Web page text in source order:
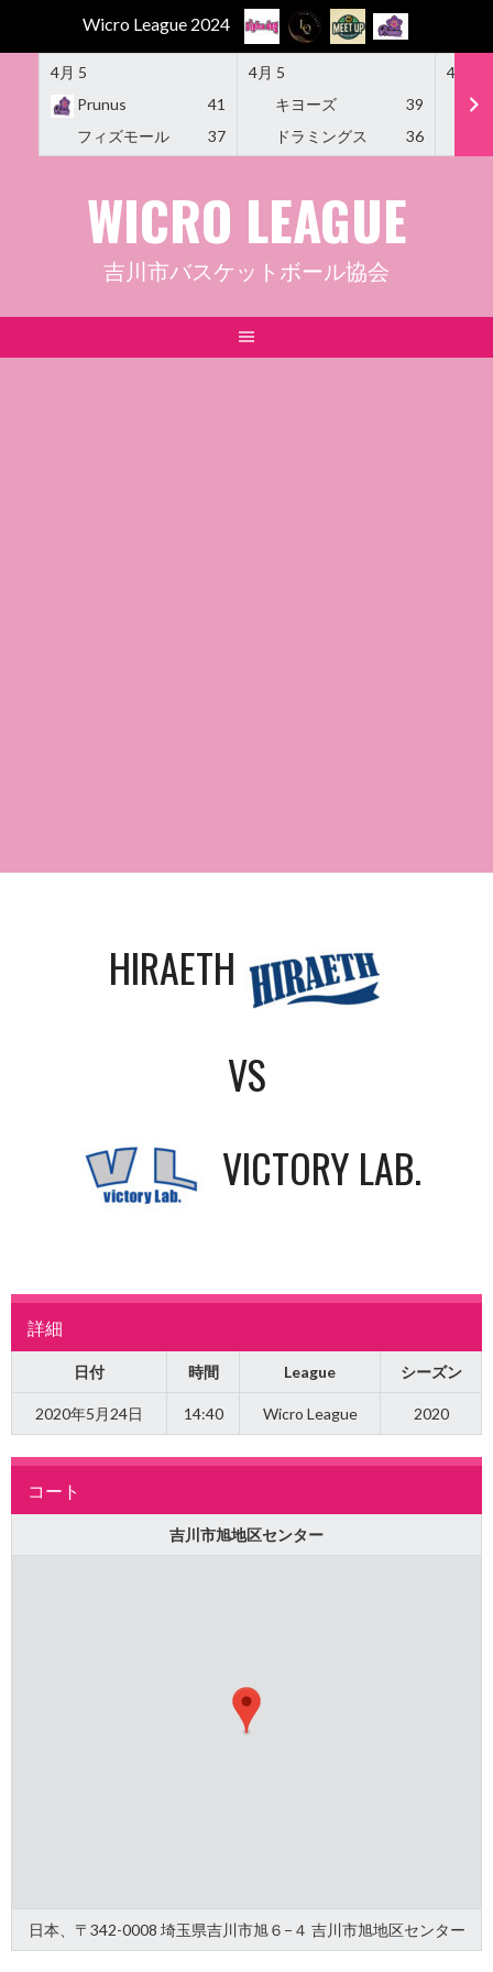
Wicro League 2024
4月 5
Prunus
41
フィズモール
37
4月 5
キヨーズ
39
ドラミングス
36
4月 5
WICRO LEAGUE
吉川市バスケットボール協会
HIRAETH
VS
VICTORY LAB.
詳細
日付 時間 League シーズン
2020年5月24日 14:40 Wicro League 2020
コート
吉川市旭地区センター
日本、〒342-0008 埼玉県吉川市旭６−４ 吉川市旭地区センター